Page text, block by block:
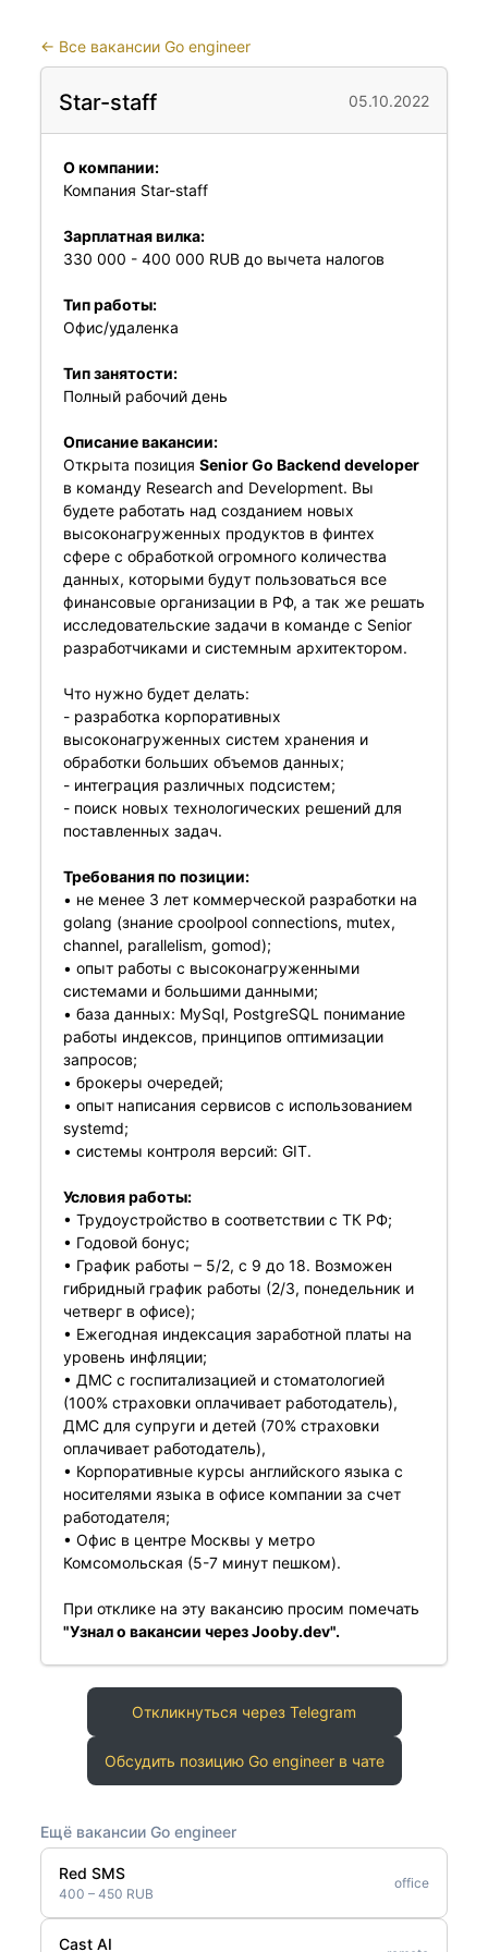
← Все вакансии Go engineer
Star-staff 05.10.2022
О компании:
Компания Star-staff
Зарплатная вилка:
330 000 - 400 000 RUB до вычета налогов
Тип работы:
Офис/удаленка
Тип занятости:
Полный рабочий день
Описание вакансии:
Открыта позиция Senior Go Backend developer
в команду Research and Development. Вы
будете работать над созданием новых
высоконагруженных продуктов в финтех
сфере с обработкой огромного количества
данных, которыми будут пользоваться все
финансовые организации в РФ, а так же решать
исследовательские задачи в команде с Senior
разработчиками и системным архитектором.
Что нужно будет делать:
- разработка корпоративных
высоконагруженных систем хранения и
обработки больших объемов данных;
- интеграция различных подсистем;
- поиск новых технологических решений для
поставленных задач.
Требования по позиции:
• не менее 3 лет коммерческой разработки на
golang (знание cpoolpool connections, mutex,
channel, parallelism, gomod);
• опыт работы с высоконагруженными
системами и большими данными;
• база данных: MySql, PostgreSQL понимание
работы индексов, принципов оптимизации
запросов;
• брокеры очередей;
• опыт написания сервисов с использованием
systemd;
• системы контроля версий: GIT.
Условия работы:
• Трудоустройство в соответствии с ТК РФ;
• Годовой бонус;
• График работы – 5/2, с 9 до 18. Возможен
гибридный график работы (2/3, понедельник и
четверг в офисе);
• Ежегодная индексация заработной платы на
уровень инфляции;
• ДМС с госпитализацией и стоматологией
(100% страховки оплачивает работодатель),
ДМС для супруги и детей (70% страховки
оплачивает работодатель),
• Корпоративные курсы английского языка с
носителями языка в офисе компании за счет
работодателя;
• Офис в центре Москвы у метро
Комсомольская (5-7 минут пешком).
При отклике на эту вакансию просим помечать
"Узнал о вакансии через Jooby.dev".
Откликнуться через Telegram
Обсудить позицию Go engineer в чате
Ещё вакансии Go engineer
Red SMS
400 – 450 RUB
office
Cast AI